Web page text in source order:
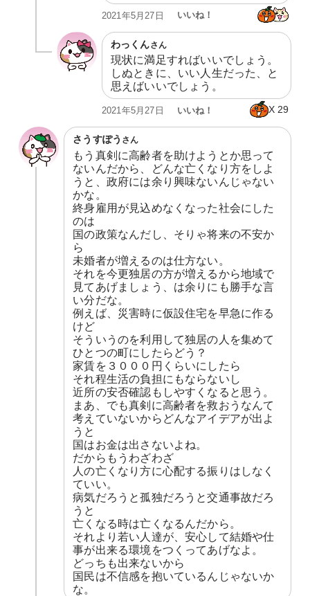
2021年5月27日 いいね！
わっくんさん
現状に満足すればいいでしょう。
しぬときに、いい人生だった、と
思えばいいでしょう。
X 29
2021年5月27日 いいね！
さうすぽう さん
もう真剣に高齢者を助けようとか思って
ないんだから、どんな亡くなり方をしよ
うと、政府には余り興味ないんじゃない
かな。
終身雇用が見込めなくなった社会にした
のは
国の政策なんだし、そりゃ将来の不安か
ら
未婚者が増えるのは仕方ない。
それを今更独居の方が増えるから地域で
見てあげましょう、は余りにも勝手な言
い分だな。
例えば、災害時に仮設住宅を早急に作る
けど
そういうのを利用して独居の人を集めて
ひとつの町にしたらどう？
家賃を３０００円くらいにしたら
それ程生活の負担にもならないし
近所の安否確認もしやすくなると思う。
まあ、でも真剣に高齢者を救おうなんて
考えていないからどんなアイデアが出よ
うと
国はお金は出さないよね。
だからもうわざわざ
人の亡くなり方に心配する振りはしなく
ていい。
病気だろうと孤独だろうと交通事故だろ
うと
亡くなる時は亡くなるんだから。
それより若い人達が、安心して結婚や仕
事が出来る環境をつくってあげなよ。
どっちも出来ないから
国民は不信感を抱いているんじゃないか
な。